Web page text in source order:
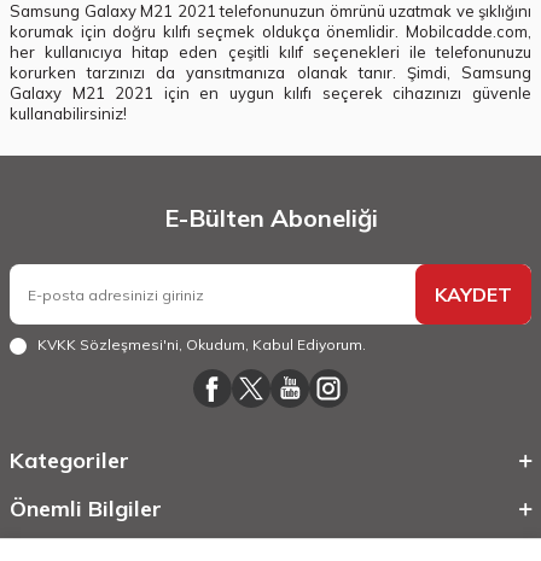
Samsung Galaxy M21 2021 telefonunuzun ömrünü uzatmak ve şıklığını
korumak için doğru kılıfı seçmek oldukça önemlidir. Mobilcadde.com,
her kullanıcıya hitap eden çeşitli kılıf seçenekleri ile telefonunuzu
korurken tarzınızı da yansıtmanıza olanak tanır. Şimdi, Samsung
Galaxy M21 2021 için en uygun kılıfı seçerek cihazınızı güvenle
kullanabilirsiniz!
E-Bülten Aboneliği
KAYDET
KVKK Sözleşmesi'ni, Okudum, Kabul Ediyorum.
Kategoriler
Önemli Bilgiler